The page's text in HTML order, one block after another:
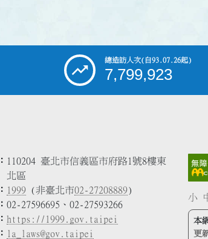
總造訪人次(自93.07.26起)
7,799,923
110204 臺北市信義區市府路1號8樓東
北區
1999 (非臺北市02-27208889)
02-27596695、02-27593266
https://1999.gov.taipei
la_laws@gov.taipei
小
本
更